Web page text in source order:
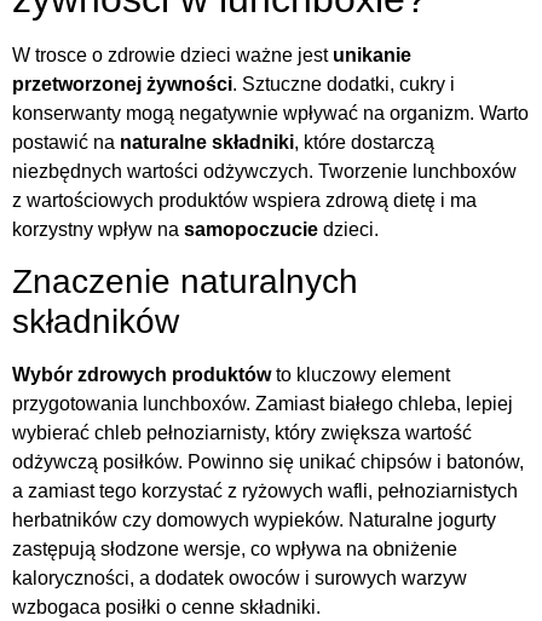
W trosce o zdrowie dzieci ważne jest unikanie
przetworzonej żywności. Sztuczne dodatki, cukry i
konserwanty mogą negatywnie wpływać na organizm. Warto
postawić na naturalne składniki, które dostarczą
niezbędnych wartości odżywczych. Tworzenie lunchboxów
z wartościowych produktów wspiera zdrową dietę i ma
korzystny wpływ na samopoczucie dzieci.
Znaczenie naturalnych
składników
Wybór zdrowych produktówto kluczowy element
przygotowania lunchboxów. Zamiast białego chleba, lepiej
wybierać chleb pełnoziarnisty, który zwiększa wartość
odżywczą posiłków. Powinno się unikać chipsów i batonów,
a zamiast tego korzystać z ryżowych wafli, pełnoziarnistych
herbatników czy domowych wypieków. Naturalne jogurty
zastępują słodzone wersje, co wpływa na obniżenie
kaloryczności, a dodatek owoców i surowych warzyw
wzbogaca posiłki o cenne składniki.